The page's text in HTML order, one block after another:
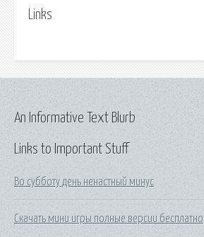
Links
Links to Important Stuff
Во субботу день ненастный минус
Скачать мини игры полные версии бесплатно
An Informative Text Blurb